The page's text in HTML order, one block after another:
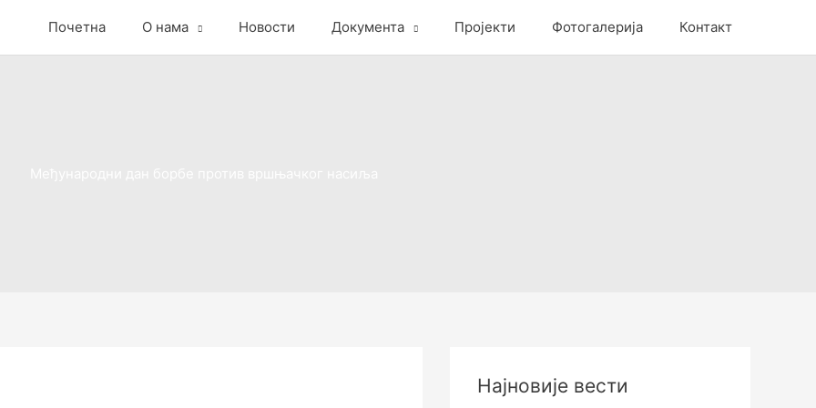
Почетна О нама Новости Документа Пројекти Фотогалерија Контакт
Најновије вести